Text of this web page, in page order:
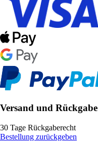
Versand und Rückgabe
30 Tage Rückgaberecht
Bestellung zurückgeben